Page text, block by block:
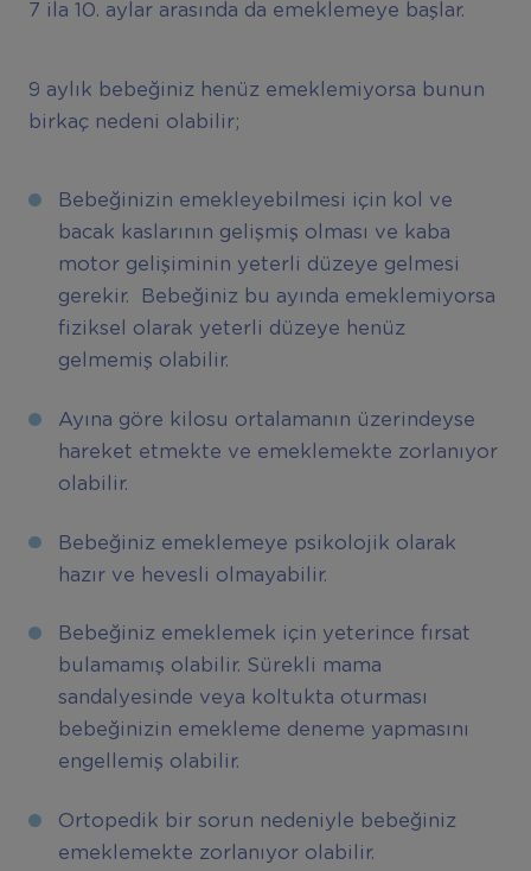
7 ila 10. aylar arasında da emeklemeye başlar.
9 aylık bebeğiniz henüz emeklemiyorsa bunun
birkaç nedeni olabilir;
Bebeğinizin emekleyebilmesi için kol ve
bacak kaslarının gelişmiş olması ve kaba
motor gelişiminin yeterli düzeye gelmesi
gerekir. Bebeğiniz bu ayında emeklemiyorsa
fiziksel olarak yeterli düzeye henüz
gelmemiş olabilir.
Ayına göre kilosu ortalamanın üzerindeyse
hareket etmekte ve emeklemekte zorlanıyor
olabilir.
Bebeğiniz emeklemeye psikolojik olarak
hazır ve hevesli olmayabilir.
Bebeğiniz emeklemek için yeterince fırsat
bulamamış olabilir. Sürekli mama
sandalyesinde veya koltukta oturması
bebeğinizin emekleme deneme yapmasını
engellemiş olabilir.
Ortopedik bir sorun nedeniyle bebeğiniz
emeklemekte zorlanıyor olabilir.